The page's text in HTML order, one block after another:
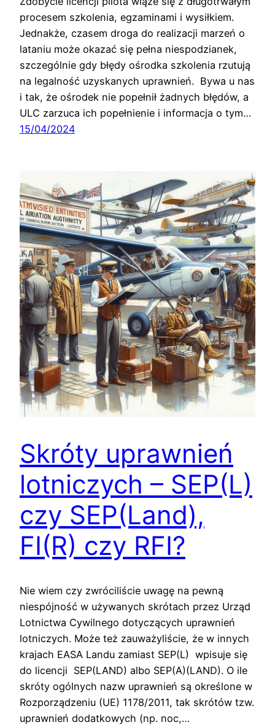
procesem szkolenia, egzaminami i wysiłkiem.
Jednakże, czasem droga do realizacji marzeń o
lataniu może okazać się pełna niespodzianek,
szczególnie gdy błędy ośrodka szkolenia rzutują
na legalność uzyskanych uprawnień. Bywa u nas
i tak, że ośrodek nie popełnił żadnych błędów, a
ULC zarzuca ich popełnienie i informacja o tym…
15/04/2024
Skróty uprawnień
lotniczych – SEP(L)
czy SEP(Land),
FI(R) czy RFI?
Nie wiem czy zwróciliście uwagę na pewną
niespójność w używanych skrótach przez Urząd
Lotnictwa Cywilnego dotyczących uprawnień
lotniczych. Może też zauważyliście, że w innych
krajach EASA Landu zamiast SEP(L) wpisuje się
do licencji SEP(LAND) albo SEP(A)(LAND). O ile
skróty ogólnych nazw uprawnień są określone w
Rozporządzeniu (UE) 1178/2011, tak skrótów tzw.
uprawnień dodatkowych (np. noc,…